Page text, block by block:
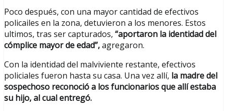
Poco después, con una mayor cantidad de efectivos
policailes en la zona, detuvieron a los menores. Estos
ultimos, tras ser capturados, “aportaron la identidad del
cómplice mayor de edad”,agregaron.
Con la identidad del malviviente restante, efectivos
policiales fueron hasta su casa. Una vez allí, la madre del
sospechoso reconoció a los funcionarios que allí estaba
su hijo, al cual entregó.